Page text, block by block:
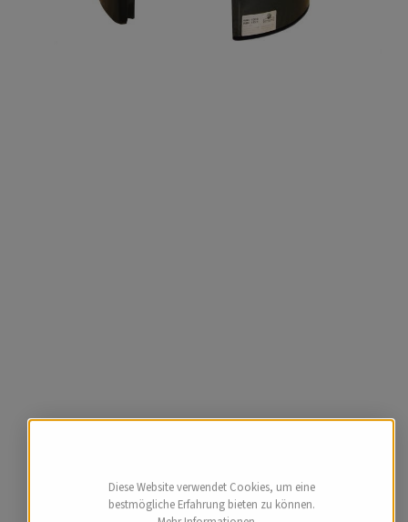
Diese Website verwendet Cookies, um eine
bestmögliche Erfahrung bieten zu können.